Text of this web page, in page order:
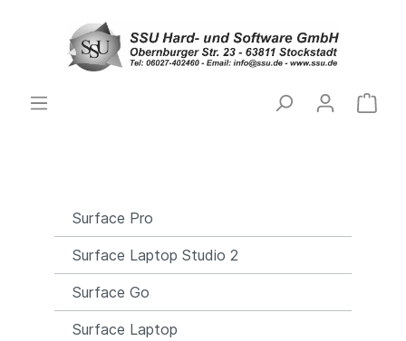
Surface Pro
Surface Laptop Studio 2
Surface Go
Surface Laptop